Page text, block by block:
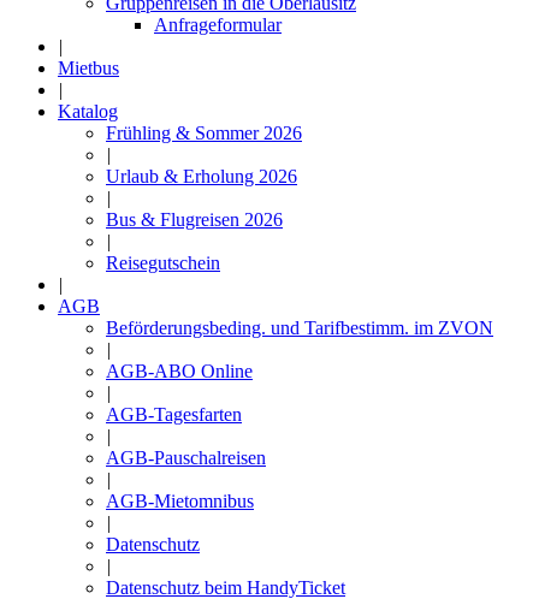
Anfrageformular
|
Mietbus
|
Katalog
Frühling & Sommer 2026
|
Urlaub & Erholung 2026
|
Bus & Flugreisen 2026
|
Reisegutschein
|
AGB
Beförderungsbeding. und Tarifbestimm. im ZVON
|
AGB-ABO Online
|
AGB-Tagesfarten
|
AGB-Pauschalreisen
|
AGB-Mietomnibus
|
Datenschutz
|
Datenschutz beim HandyTicket